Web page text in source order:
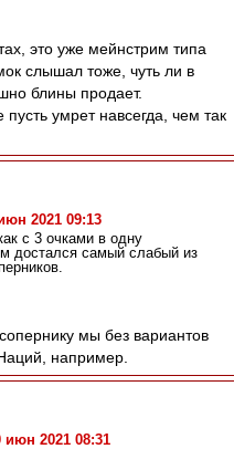
это уже мейнстрим типа
слышал тоже, чуть ли в
блины продает.
умрет навсегда, чем так
2021 09:13
с 3 очками в одну
достался самый слабый из
мы без вариантов
например.
2021 08:31